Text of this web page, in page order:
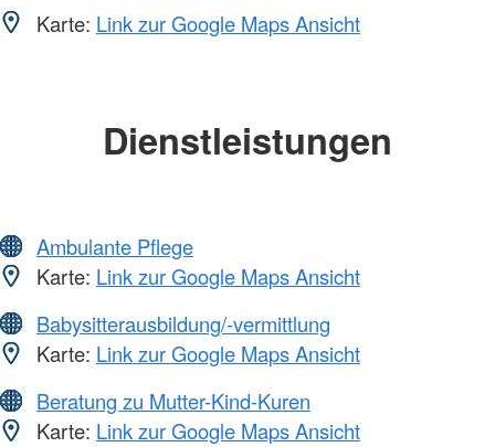
Karte: Link zur Google Maps Ansicht
Dienstleistungen
Ambulante Pflege
Karte: Link zur Google Maps Ansicht
Babysitterausbildung/-vermittlung
Karte: Link zur Google Maps Ansicht
Beratung zu Mutter-Kind-Kuren
Karte: Link zur Google Maps Ansicht